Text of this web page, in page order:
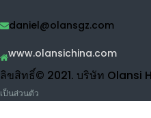
เครื่องกรองน้ำ
เครื่องกรองน้ำ UF
เครื่องทำความสะอาดผักและผลไม้